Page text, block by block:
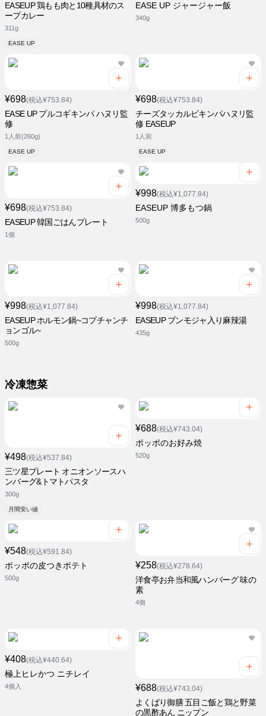
EASEUP 鶏もも肉と10種具材のス
ープカレー
311g
EASE UP
EASE UP ジャージャー飯
340g
¥698(税込¥753.84)
EASE UP プルコギキンパ ハヌリ監
修
1人前(260g)
EASE UP
¥698(税込¥753.84)
チーズタッカルビキンパハヌリ監
修 EASEUP
1人前
EASE UP
¥698(税込¥753.84)
EASEUP 韓国ごはんプレート
1個
¥998(税込¥1,077.84)
EASEUP 博多もつ鍋
500g
¥998(税込¥1,077.84)
EASEUP ホルモン鍋~コプチャンチ
ョンゴル~
500g
¥998(税込¥1,077.84)
EASEUP ブンモジャ入り麻辣湯
435g
冷凍惣菜
¥498(税込¥537.84)
三ツ星プレート オニオンソースハ
ンバーグ&トマトパスタ
300g
月間安い値
¥688(税込¥743.04)
ポッポのお好み焼
520g
¥548(税込¥591.84)
ポッポの皮つきポテト
500g
¥258(税込¥278.64)
洋食亭お弁当和風ハンバーグ 味の
素
4個
¥408(税込¥440.64)
極上ヒレかつ ニチレイ
4個入 ¥688(税込¥743.04)
よくばり御膳 五目ご飯と鶏と野菜
の黒酢あん ニップン